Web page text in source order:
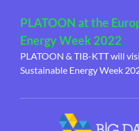
PLATOON at the
Energy Week 2022
PLATOON & TIB-KTT will
Sustainable Energy Week